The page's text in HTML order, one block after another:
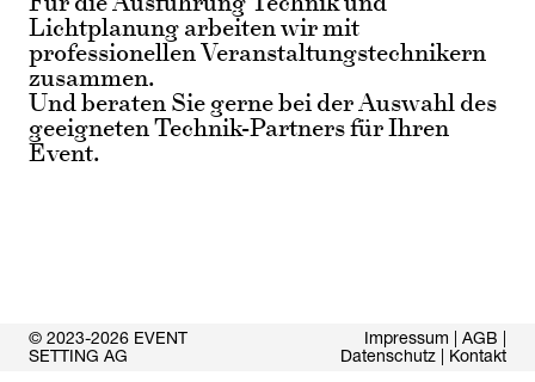
Lichtplanung arbeiten wir mit
professionellen Veranstaltungstechnikern
zusammen.
Und beraten Sie gerne bei der Auswahl des
geeigneten Technik-Partners für Ihren
Event.
© 2023-2026 EVENT
SETTING AG
Impressum AGB
Datenschutz
Kontakt